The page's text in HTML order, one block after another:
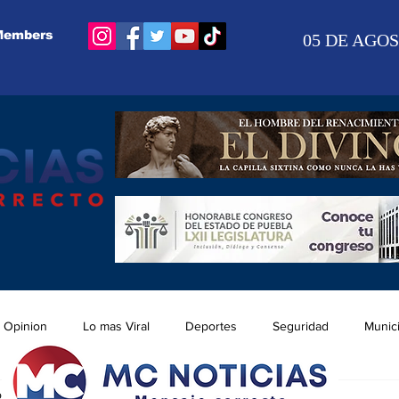
05 DE
Opinion Lo mas Viral Deportes Seguridad
20251 min de lectura